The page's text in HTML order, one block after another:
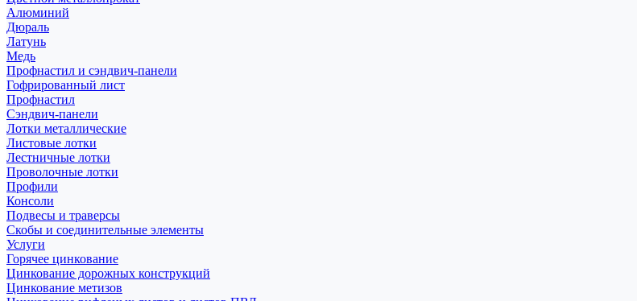
Алюминий
Дюраль
Латунь
Медь
Профнастил и сэндвич-панели
Гофрированный лист
Профнастил
Сэндвич-панели
Лотки металлические
Листовые лотки
Лестничные лотки
Проволочные лотки
Профили
Консоли
Подвесы и траверсы
Скобы и соединительные элементы
Услуги
Горячее цинкование
Цинкование дорожных конструкций
Цинкование метизов